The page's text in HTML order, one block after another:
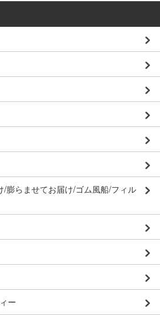
膨らませてお届け/ゴム風船/フィル
ー